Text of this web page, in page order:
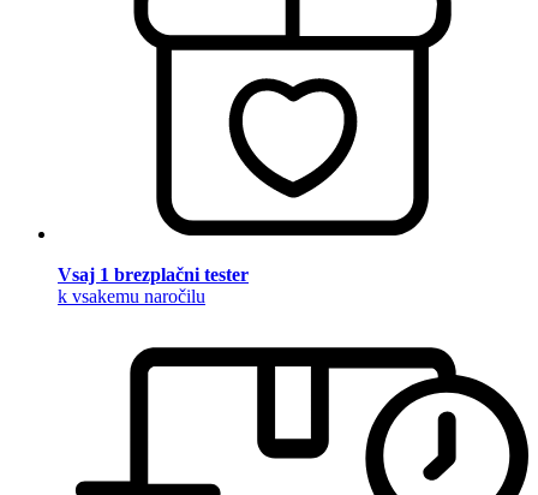
Vsaj 1 brezplačni tester
k vsakemu naročilu